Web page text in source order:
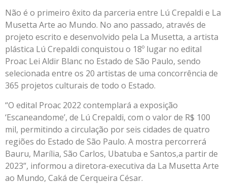
Não é o primeiro êxito da parceria entre Lú Crepaldi e La
Musetta Arte ao Mundo. No ano passado, através de
projeto escrito e desenvolvido pela La Musetta, a artista
plástica Lú Crepaldi conquistou o 18º lugar no edital
Proac Lei Aldir Blanc no Estado de São Paulo, sendo
selecionada entre os 20 artistas de uma concorrência de
365 projetos culturais de todo o Estado.
“O edital Proac 2022 contemplará a exposição
‘Escaneandome’, de Lú Crepaldi, com o valor de R$ 100
mil, permitindo a circulação por seis cidades de quatro
regiões do Estado de São Paulo. A mostra percorrerá
Bauru, Marília, São Carlos, Ubatuba e Santos,a partir de
2023”, informou a diretora-executiva da La Musetta Arte
ao Mundo, Caká de Cerqueira César.